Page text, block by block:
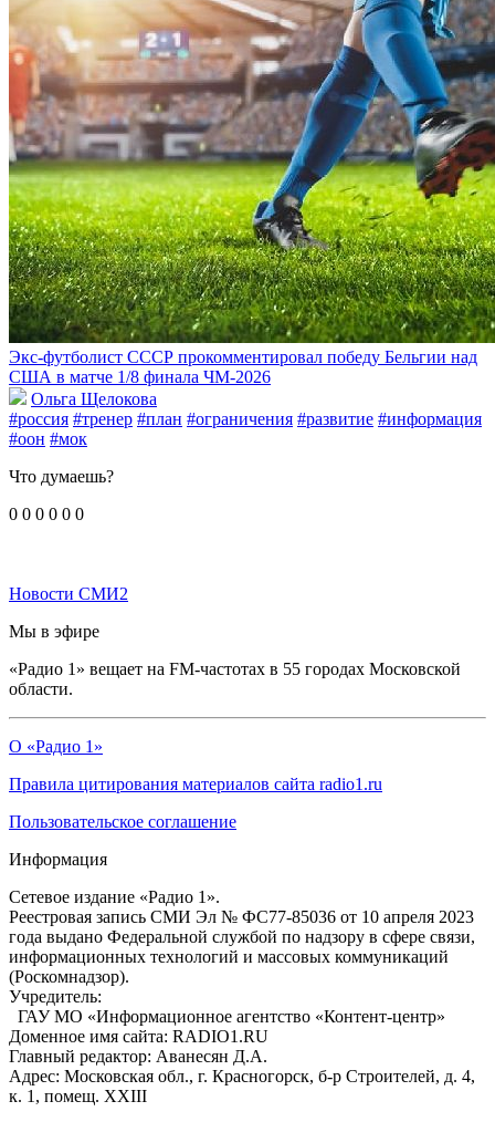
Экс-футболист СССР прокомментировал победу Бельгии над
США в матче 1/8 финала ЧМ-2026
Ольга Щелокова
#россия #тренер #план #ограничения #развитие #информация
#оон #мок
Что думаешь?
0 0 0 0 0 0
Новости СМИ2
Мы в эфире
«Радио 1» вещает на FM-частотах в 55 городах Московской
области.
О «Радио 1»
Правила цитирования материалов сайта radio1.ru
Пользовательское соглашение
Информация
Сетевое издание «Радио 1».
Реестровая запись СМИ Эл № ФС77-85036 от 10 апреля 2023
года выдано Федеральной службой по надзору в сфере связи,
информационных технологий и массовых коммуникаций
(Роскомнадзор).
Учредитель:
ГАУ МО «Информационное агентство «Контент-центр»
Доменное имя сайта: RADIO1.RU
Главный редактор: Аванесян Д.А.
Адрес: Московская обл., г. Красногорск, б-р Строителей, д. 4,
к. 1, помещ. XXIII